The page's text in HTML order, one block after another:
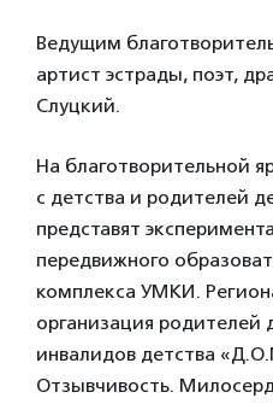
Ведущим
артист эстрады, поэт,
Слуцкий.
На благотворительной
с детства и родителей
представят
передвижного
комплекса УМКИ.
организация родителей
инвалидов детства
Отзывчивость.